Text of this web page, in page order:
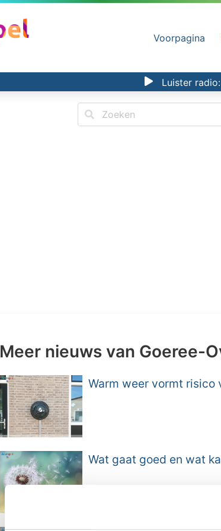
Voorpagina
Luister radio:
Meer nieuws van Goeree-
Warm weer vormt risico
Wat gaat goed en wat